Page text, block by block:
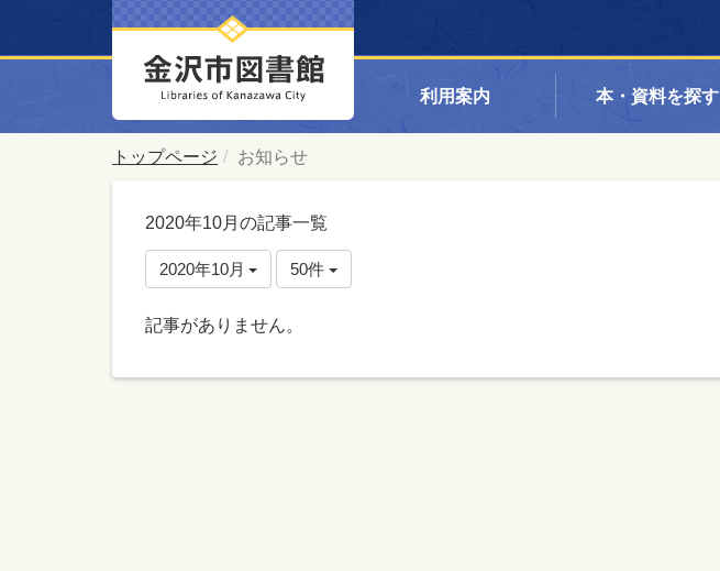
利用案内 本・資料を探す
トップページ お知らせ
2020年10月の記事一覧
2020年10月 50件
記事がありません。